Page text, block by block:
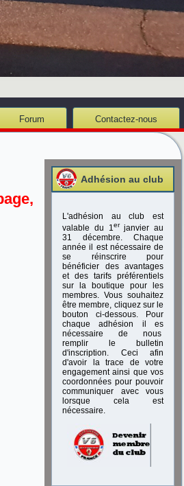
Forum Contactez-nous
Adhésion au club
L'adhésion au club est
valable du 1er janvier au
31 décembre. Chaque
année il est nécessaire de
se réinscrire pour
bénéficier des avantages
et des tarifs préférentiels
sur la boutique pour les
membres. Vous souhaitez
être membre, cliquez sur le
bouton ci-dessous. Pour
chaque adhésion il es
nécessaire de nous
remplir le bulletin
d'inscription. Ceci afin
d'avoir la trace de votre
engagement ainsi que vos
coordonnées pour pouvoir
communiquer avec vous
lorsque cela est
nécessaire.